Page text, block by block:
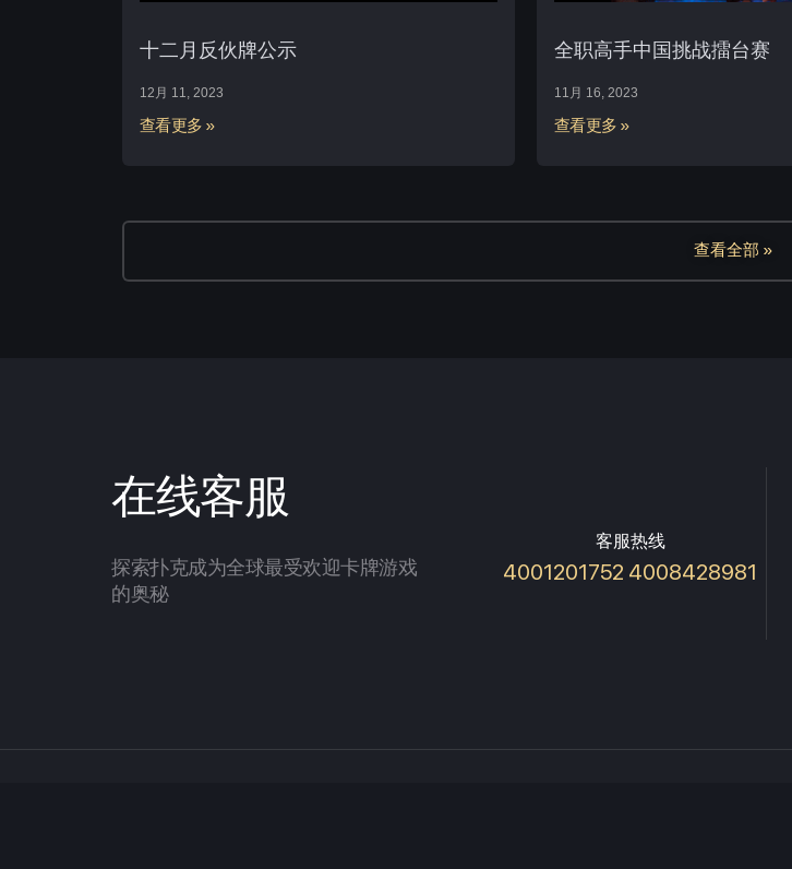
十二月反伙牌公示
12月 11, 2023
查看更多 »
全职高手中国挑战擂台赛
11月 16, 2023
查看更多 »
查看全部 »
在线客服
探索扑克成为全球最受欢迎卡牌游戏
的奥秘
客服热线
4001201752 4008428981